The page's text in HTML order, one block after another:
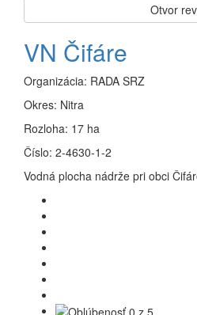
Otvor
VN Čifáre
Organizácia: RADA SRZ
Okres: Nitra
Rozloha: 17 ha
Číslo: 2-4630-1-2
Vodná plocha nádrže pri obci